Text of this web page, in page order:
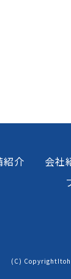
紹介 会社
(C)